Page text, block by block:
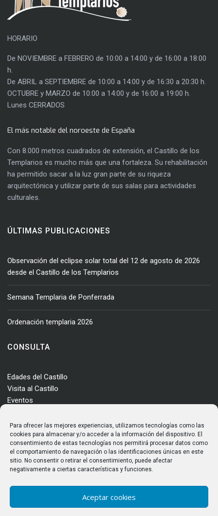
Para ofrecer las mejores experiencias, utilizamos tecnologías como las
cookies para almacenar y/o acceder a la información del dispositivo. El
consentimiento de estas tecnologías nos permitirá procesar datos como
el comportamiento de navegación o las identificaciones únicas en este
sitio. No consentir o retirar el consentimiento, puede afectar
negativamente a ciertas características y funciones.
Aceptar cookies
HORARIO
De NOVIEMBRE a FEBRERO de 10:00 a 14:00 y de 16:00 a 18:00
h.
De ABRIL a SEPTIEMBRE de 10:00 a 14:00 y de 16:30 a 20:30 h.
OCTUBRE y MARZO de 10:00 a 14:00 y de 16:00 a 19:00 h.
Lunes CERRADOS
El más notable del noroeste de España
Con 8.000 metros cuadrados de extensión, el Castillo de los
Templarios es mucho más que una fortaleza. Su rehabilitación
ha permitido sacar a la luz gran parte de su riqueza
arquitectónica y utilizar parte de sus salas para actividades
culturales.
ÚLTIMAS PUBLICACIONES
Observación del eclipse solar total del 12 de agosto de 2026
desde el Castillo de los Templarios
Semana Templaria de Ponferrada
Ordenación templaria 2026
CONSULTA
Edades del Castillo
Visita al Castillo
Eventos
Enclave
Más información
Consultas
Horarios y tarifas